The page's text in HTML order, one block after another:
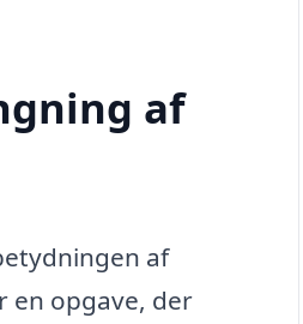
af
af
en opgave, der